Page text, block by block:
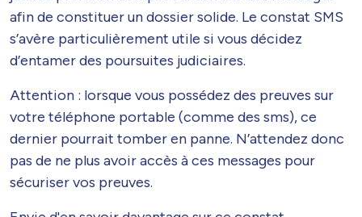
afin de constituer un dossier solide. Le constat SMS
s’avère particulièrement utile si vous décidez
d’entamer des poursuites judiciaires.
Attention : lorsque vous possédez des preuves sur
votre téléphone portable (comme des sms), ce
dernier pourrait tomber en panne. N’attendez donc
pas de ne plus avoir accès à ces messages pour
sécuriser vos preuves.